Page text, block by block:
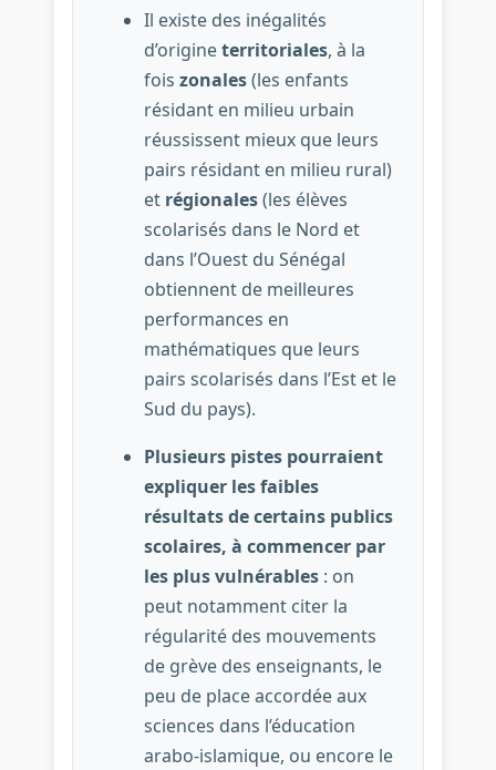
Il existe des inégalités
d’origineterritoriales, à la
fois zonales(les enfants
résidant en milieu urbain
réussissent mieux que leurs
pairs résidant en milieu rural)
et régionales(les élèves
scolarisés dans le Nord et
dans l’Ouest du Sénégal
obtiennent de meilleures
performances en
mathématiques que leurs
pairs scolarisés dans l’Est et le
Sud du pays).
Plusieurs pistes pourraient
expliquer les faibles
résultats de certains publics
scolaires, à commencer par
les plus vulnérables: on
peut notamment citer la
régularité des mouvements
de grève des enseignants, le
peu de place accordée aux
sciences dans l’éducation
arabo-islamique, ou encore le